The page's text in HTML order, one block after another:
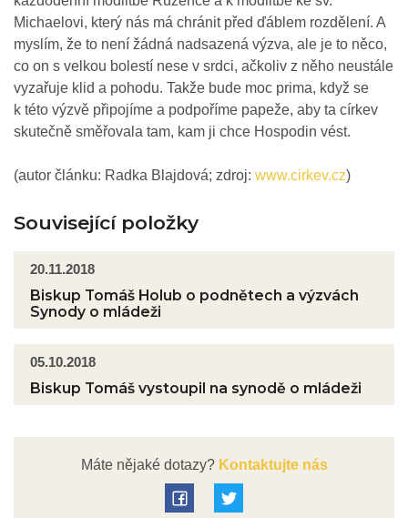
Michaelovi, který nás má chránit před ďáblem rozdělení. A
myslím, že to není žádná nadsazená výzva, ale je to něco,
co on s velkou bolestí nese v srdci, ačkoliv z něho neustále
vyzařuje klid a pohodu. Takže bude moc prima, když se
k této výzvě připojíme a podpoříme papeže, aby ta církev
skutečně směřovala tam, kam ji chce Hospodin vést.
(autor článku: Radka Blajdová; zdroj: www.cirkev.cz)
Související položky
20.11.2018
Biskup Tomáš Holub o podnětech a výzvách
Synody o mládeži
05.10.2018
Biskup Tomáš vystoupil na synodě o mládeži
Máte nějaké dotazy?Kontaktujte nás